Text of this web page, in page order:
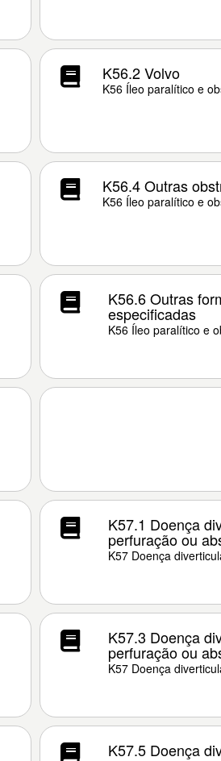
K56.2 Volvo
K56 Íleo paralítico e
K56.4 Outras
K56 Íleo paralítico e
K56.6 Outras
especificadas
K56 Íleo paralítico e
K57.1 Doença
perfuração ou
K57 Doença
K57.3 Doença
perfuração ou
K57 Doença
K57.5 Doença